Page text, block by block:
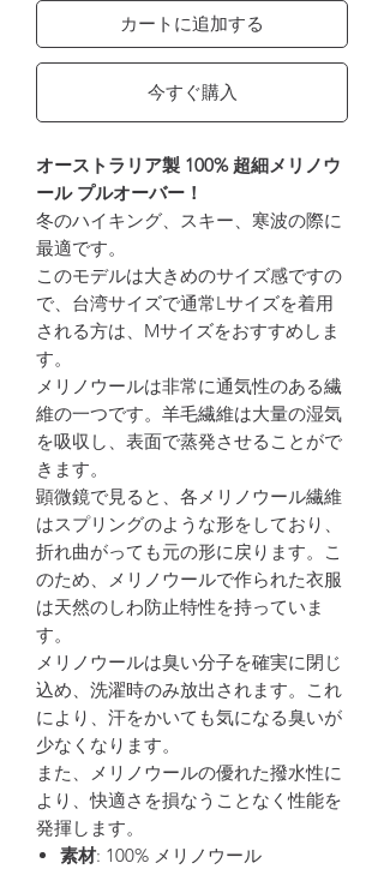
カートに追加する
今すぐ購入
オーストラリア製 100% 超細メリノウ
ール プルオーバー！
冬のハイキング、スキー、寒波の際に
最適です。
このモデルは大きめのサイズ感ですの
で、台湾サイズで通常Lサイズを着用
される方は、Mサイズをおすすめしま
す。
メリノウールは非常に通気性のある繊
維の一つです。羊毛繊維は大量の湿気
を吸収し、表面で蒸発させることがで
きます。
顕微鏡で見ると、各メリノウール繊維
はスプリングのような形をしており、
折れ曲がっても元の形に戻ります。こ
のため、メリノウールで作られた衣服
は天然のしわ防止特性を持っていま
す。
メリノウールは臭い分子を確実に閉じ
込め、洗濯時のみ放出されます。これ
により、汗をかいても気になる臭いが
少なくなります。
また、メリノウールの優れた撥水性に
より、快適さを損なうことなく性能を
発揮します。
素材: 100% メリノウール